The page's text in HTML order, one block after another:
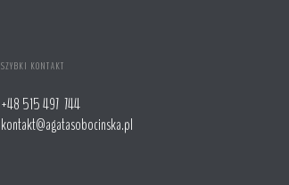
SZYBKI KONTAKT
+48 515 497 744
kontakt@agatasobocinska.pl